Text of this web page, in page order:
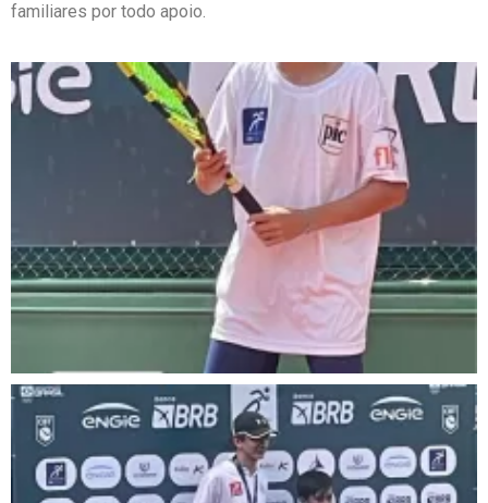
familiares por todo apoio.